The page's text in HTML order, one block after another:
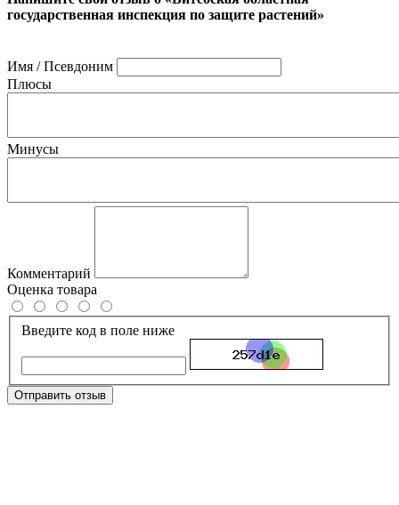
государственная инспекция по защите растений»
Имя / Псевдоним
Плюсы
Минусы
Комментарий
Оценка товара
Введите код в поле ниже
Отправить отзыв